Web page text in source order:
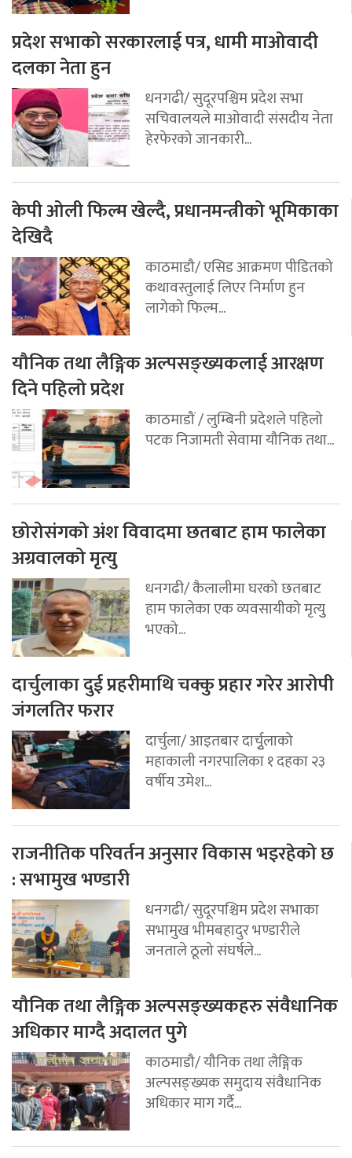
प्रदेश सभाको सरकारलाई पत्र, धामी माओवादी
दलका नेता हुन
धनगढी/ सुदूरपश्चिम प्रदेश सभा
सचिवालयले माओवादी संसदीय नेता
हेरफेरको जानकारी...
केपी ओली फिल्म खेल्दै, प्रधानमन्त्रीको भूमिकाका
देखिदै
काठमाडौ/ एसिड आक्रमण पीडितको
कथावस्तुलाई लिएर निर्माण हुन
लागेको फिल्म...
यौनिक तथा लैङ्गिक अल्पसङ्ख्यकलाई आरक्षण
दिने पहिलो प्रदेश
काठमाडौं / लुम्बिनी प्रदेशले पहिलो
पटक निजामती सेवामा यौनिक तथा...
छोरोसंगको अंश विवादमा छतबाट हाम फालेका
अग्रवालको मृत्यु
धनगढी/ कैलालीमा घरको छतबाट
हाम फालेका एक व्यवसायीको मृत्युु
भएको...
दार्चुलाका दुई प्रहरीमाथि चक्कु प्रहार गरेर आरोपी
जंगलतिर फरार
दार्चुला/ आइतबार दार्चुृलाको
महाकाली नगरपालिका १ दहका २३
वर्षीय उमेश...
राजनीतिक परिवर्तन अनुसार विकास भइरहेको छ
: सभामुख भण्डारी
धनगढी/ सुदूरपश्चिम प्रदेश सभाका
सभामुख भीमबहादुर भण्डारीले
जनताले ठूलो संघर्षले...
यौनिक तथा लैङ्गिक अल्पसङ्ख्यकहरु संवैधानिक
अधिकार माग्दै अदालत पुगे
काठमाडौ/ यौनिक तथा लैङ्गिक
अल्पसङ्ख्यक समुदाय संवैधानिक
अधिकार माग गर्दै...